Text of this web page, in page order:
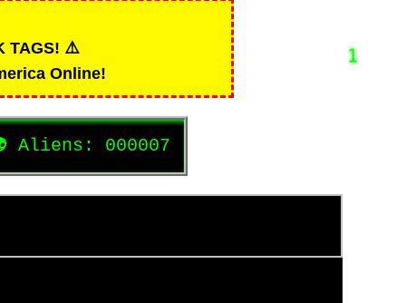
TAGS! ⚠️
Online!
Aliens: 000007